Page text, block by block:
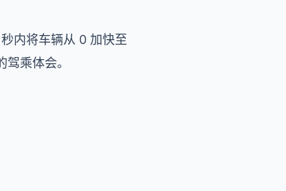
内将车辆从 0 加快至
乘体会。